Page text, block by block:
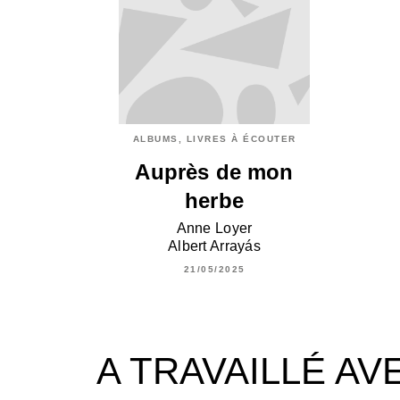
ALBUMS, LIVRES À ÉCOUTER
Auprès de mon
herbe
Anne Loyer
Albert Arrayás
21/05/2025
A TRAVAILLÉ